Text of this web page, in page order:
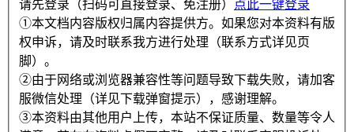
请先登录（扫码可直接登录、免注册）
点此一键登录
①本文档内容版权归属内容提供方。如果您对本资料有版
权申诉，请及时联系我方进行处理（联系方式详见页
脚）。
②由于网络或浏览器兼容性等问题导致下载失败，请加客
服微信处理（详见下载弹窗提示），感谢理解。
③本资料由其他用户上传，本站不保证质量、数量等令人